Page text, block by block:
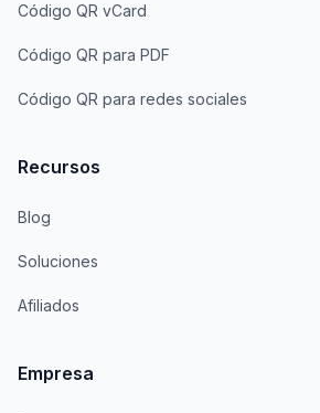
Código QR vCard
Código QR para PDF
Código QR para redes sociales
Recursos
Blog
Soluciones
Afiliados
Empresa